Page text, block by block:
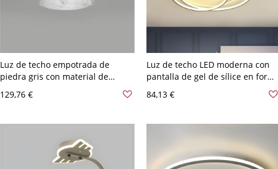
Luz de techo empotrada de
piedra gris con material de
hogar moderno - Madera 110 A
129,76 €
Luz de techo LED moderna con
pantalla de gel de sílice en forma
41,91 cm Blanco
84,13 €